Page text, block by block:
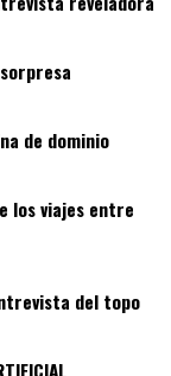
10
de dominio12
los viajes entre
entrevista del topo
14